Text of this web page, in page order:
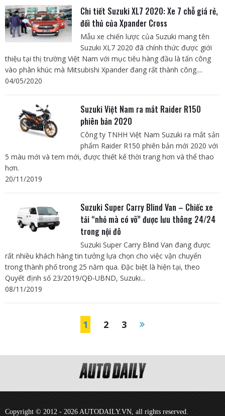
Chi tiết Suzuki XL7 2020: Xe 7 chỗ giá rẻ,
đối thủ của Xpander Cross
Mẫu xe chiến lược của Suzuki mang tên
Suzuki XL7 2020 đã chính thức được giới
thiệu tại thị trường Việt Nam với mục tiêu hàng đầu là tấn công
vào phân khúc mà Mitsubishi Xpander đang rất thành công....
04/05/2020
Suzuki Việt Nam ra mắt Raider R150
phiên bản 2020
Công ty TNHH Việt Nam Suzuki ra mắt sản
phẩm Raider R150 phiên bản mới 2020 với
5 màu mới và tem mới, được thiết kế thời trang hơn và thể thao
hơn.
20/11/2019
Suzuki Super Carry Blind Van – Chiếc xe
tải “nhỏ mà có võ” được lưu thông 24/24
trong nội đô
Suzuki Super Carry Blind Van đang được
rất nhiều khách hàng tin tưởng lựa chọn cho việc vận chuyển
trong thành phố trong 25 năm qua. Đặc biệt là hiện tại, theo
Quyết định số 23/2019/QĐ-UBND, Suzuki...
08/11/2019
1 2 3
Copyright © 2012 - 2026 AUTODAILY.VN, all rights reserved.